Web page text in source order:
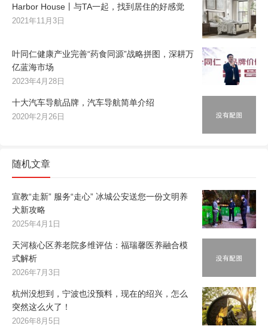
Harbor House丨与TA一起，找到居住的好感觉
2021年11月3日
叶同仁健康产业完善“药食同源”战略拼图，深耕万
亿蓝海市场
2023年4月28日
十大汽车导航品牌，汽车导航简单介绍
2020年2月26日
随机文章
宣教“走新” 服务“走心” 冰城公安送您一份文明养
犬新攻略
2025年4月1日
天河核心区养老院多维评估：福瑞馨医养融合模
式解析
2026年7月3日
杭州没想到，宁波也没预料，现在的绍兴，怎么
突然这么火了！
2026年8月5日